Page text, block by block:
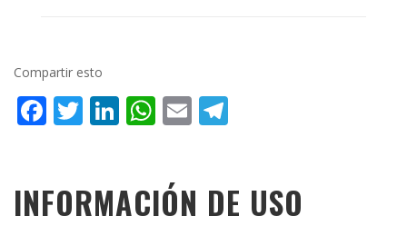
Compartir esto
Facebook
Twitter
LinkedIn
WhatsApp
Email
INFORMACIÓN DE USO